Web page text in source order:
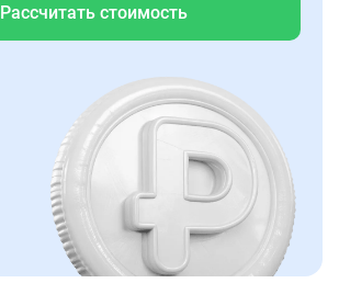
Рассчитать стоимость